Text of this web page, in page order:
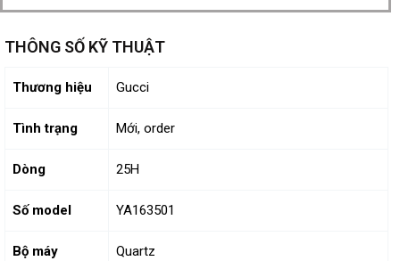
THÔNG SỐ KỸ THUẬT
Thương hiệu Gucci
Tình trạng Mới, order
Dòng 25H
Số model YA163501
Bộ máy Quartz